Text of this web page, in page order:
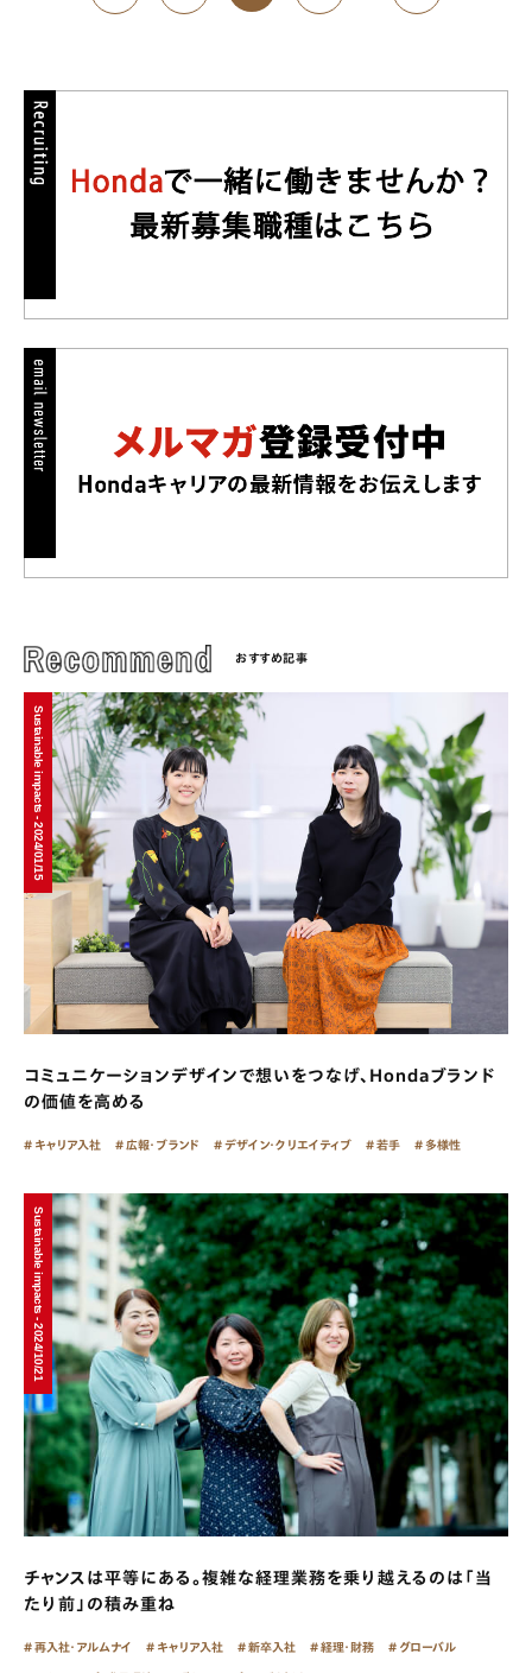
おすすめ記事
Sustainable impacts - 2024/01/15
コミュニケーションデザインで想いをつなげ、Hondaブランド
の価値を高める
キャリア入社 広報・ブランド デザイン・クリエイティブ 若手 多様性
Sustainable impacts - 2024/10/21
チャンスは平等にある。複雑な経理業務を乗り越えるのは「当
たり前」の積み重ね
再入社・アルムナイ キャリア入社 新卒入社 経理・財務 グローバル